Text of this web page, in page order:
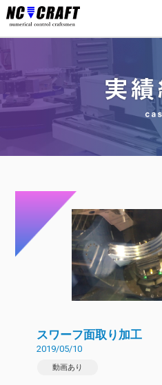
スワーフ面取り加工
2019/05/10
動画あり